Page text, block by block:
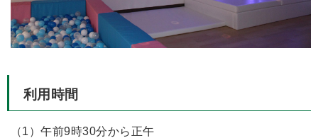
利用時間
（1）午前9時30分から正午